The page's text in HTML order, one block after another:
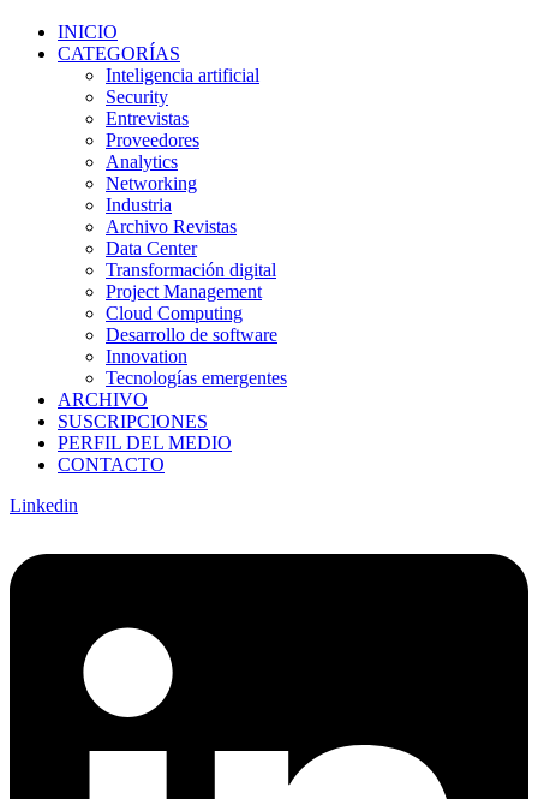
INICIO
CATEGORÍAS
Inteligencia artificial
Security
Entrevistas
Proveedores
Analytics
Networking
Industria
Archivo Revistas
Data Center
Transformación digital
Project Management
Cloud Computing
Desarrollo de software
Innovation
Tecnologías emergentes
ARCHIVO
SUSCRIPCIONES
PERFIL DEL MEDIO
CONTACTO
Linkedin